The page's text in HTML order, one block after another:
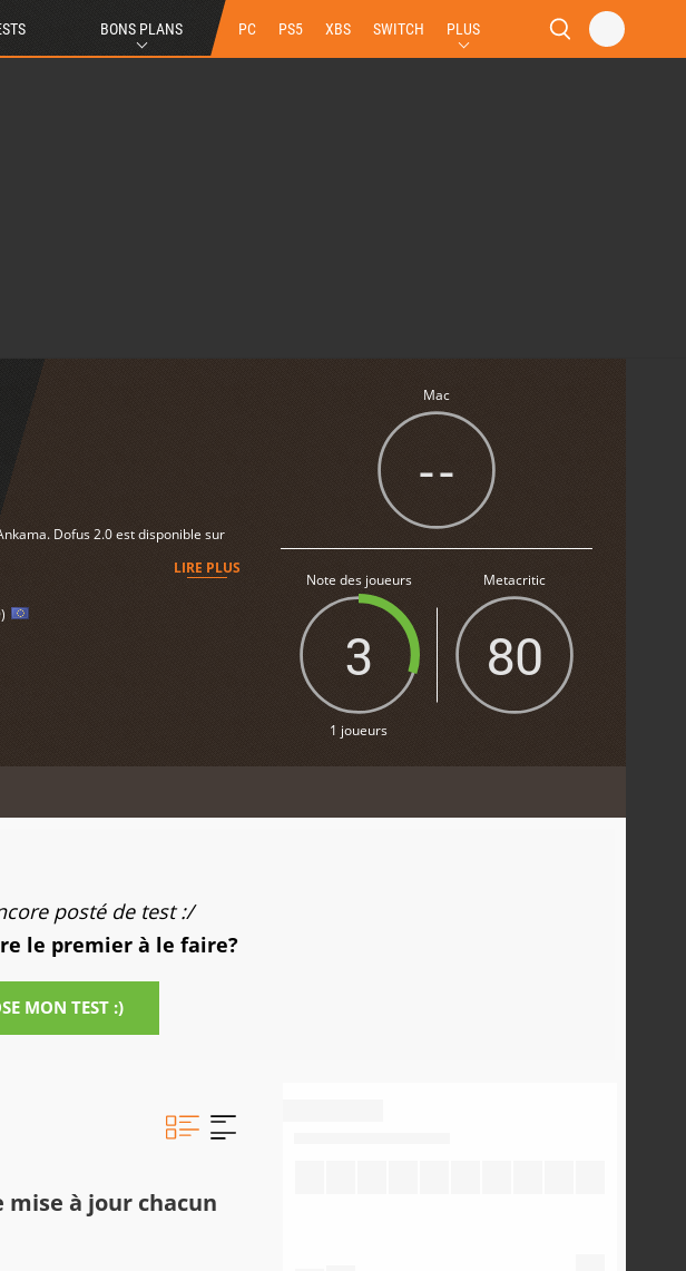
BONS PLANS PC PS5 XBS SWITCH PLUS
Dofus 2.0 est disponible sur
LIRE PLUS
Mac
--
Note des joueurs
3
1 joueurs
Metacritic
80
posté de test :/
le premier à le faire?
MON TEST :)
mise à jour chacun